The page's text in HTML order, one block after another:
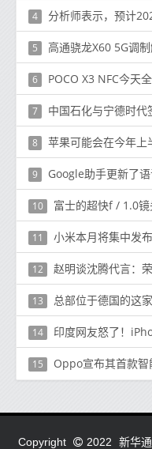
4 分析师表示，预计2021年将
5 高通骁龙X60 5G调制解
6 POCO X3 NFC今天全
7 中国石化与宁德时
8 苹果可能会在今年上半年
9 Google助手更新了
10 富士的超快f / 1.0
11 小米本月将集中发
12 赵明谈沈腾代言：
13 总部位于德国的这家公司
14 印度网友怒了！
15 Oppo宣布其首款
Copyright 2022 新华